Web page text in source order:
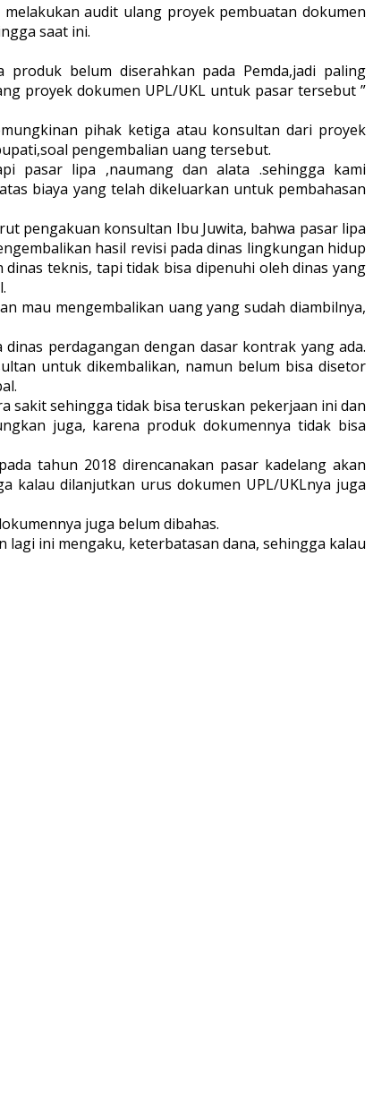
audit ulang proyek pembuatan dokumen
saat ini.
belum diserahkan pada Pemda,jadi paling
proyek dokumen UPL/UKL untuk pasar tersebut ”
pihak ketiga atau konsultan dari proyek
pengembalian uang tersebut.
pasar lipa ,naumang dan alata .sehingga kami
biaya yang telah dikeluarkan untuk pembahasan
pengakuan konsultan Ibu Juwita, bahwa pasar lipa
hasil revisi pada dinas lingkungan hidup
teknis, tapi tidak bisa dipenuhi oleh dinas yang
mau mengembalikan uang yang sudah diambilnya,
perdagangan dengan dasar kontrak yang ada.
untuk dikembalikan, namun belum bisa disetor
sakit sehingga tidak bisa teruskan pekerjaan ini dan
juga, karena produk dokumennya tidak bisa
tahun 2018 direncanakan pasar kadelang akan
kalau dilanjutkan urus dokumen UPL/UKLnya juga
juga belum dibahas.
ini mengaku, keterbatasan dana, sehingga kalau